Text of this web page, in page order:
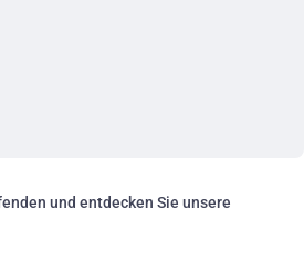
und entdecken Sie unsere